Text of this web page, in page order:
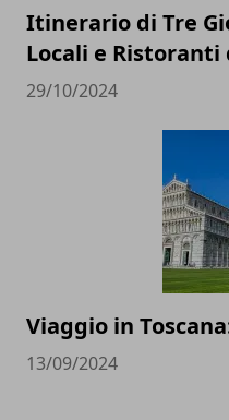
Itinerario di Tre
Locali e Ristoranti
29/10/2024
Viaggio in
13/09/2024